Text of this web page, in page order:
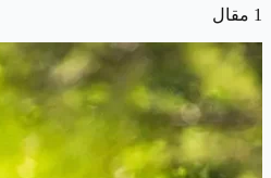
1 مقال